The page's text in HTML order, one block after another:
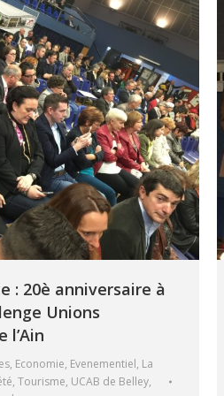
: 20è anniversaire à
Unions
l’Ain
, Economie, Evenementiel, La
, Tourisme, UCAB de Belley,